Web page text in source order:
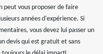
peut vous proposer de faire
années d'expérience. Si
vous devez lui passer un
devis qui est gratuit et sans